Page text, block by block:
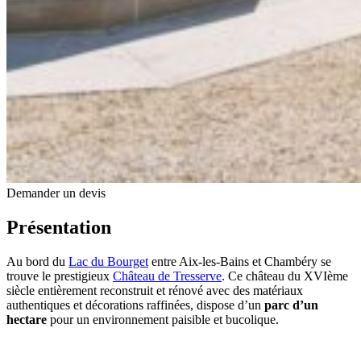
Demander un devis
Présentation
Au bord du Lac du Bourget entre Aix-les-Bains et Chambéry se
trouve le prestigieux Château de Tresserve. Ce château du XVIème
siècle entièrement reconstruit et rénové avec des matériaux
authentiques et décorations raffinées, dispose d’un parc d’un
hectare pour un environnement paisible et bucolique.